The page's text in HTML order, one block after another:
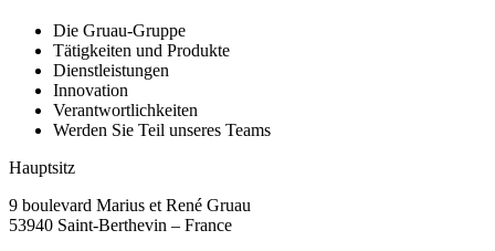
Die Gruau-Gruppe
Tätigkeiten und Produkte
Dienstleistungen
Innovation
Verantwortlichkeiten
Werden Sie Teil unseres Teams
Hauptsitz
9 boulevard Marius et René Gruau
53940 Saint-Berthevin – France